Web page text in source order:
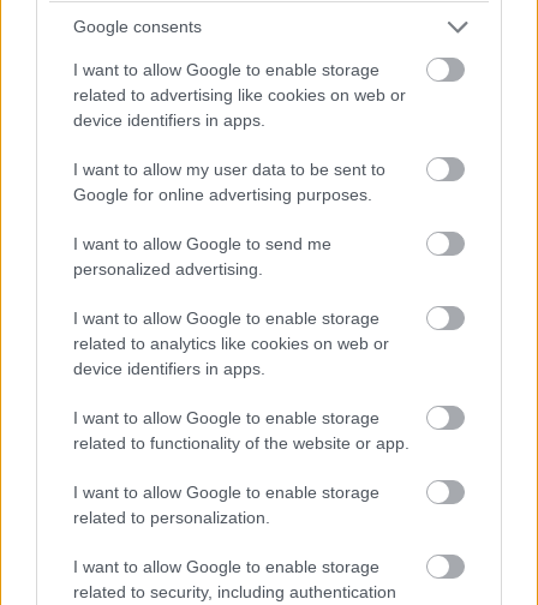
Google consents
I want to allow Google to enable storage
related to advertising like cookies on web or
device identifiers in apps.
I want to allow my user data to be sent to
Google for online advertising purposes.
I want to allow Google to send me
personalized advertising.
I want to allow Google to enable storage
related to analytics like cookies on web or
device identifiers in apps.
I want to allow Google to enable storage
related to functionality of the website or app.
I want to allow Google to enable storage
related to personalization.
I want to allow Google to enable storage
related to security, including authentication
év legnagyobb üzleti fesztiválját
Üzlet| 2022.07.12 12:15
A firmware-támadások veszélye
egyre nagyobb aggodalomra ad
okot az üzleti életben
One Identity - Azonosságvédelem
egységesen
Biztonság
Már az épületek sincsenek
biztonságban a kibertámadások
miatt
Biztonság| 2022.06.17 08:47
az újragondolt digitális
menedzsment